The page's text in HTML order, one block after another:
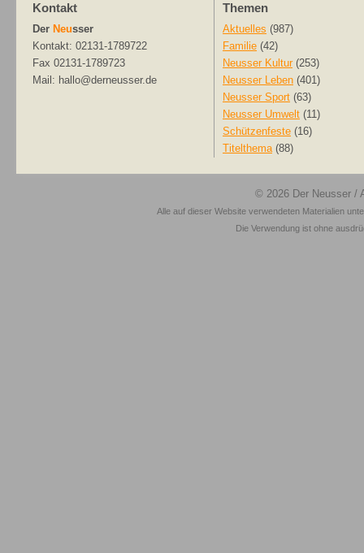
Kontakt
Der Neusser
Kontakt: 02131-1789722
Fax 02131-1789723
Mail: hallo@derneusser.de
Themen
Aktuelles (987)
Familie (42)
Neusser Kultur (253)
Neusser Leben (401)
Neusser Sport (63)
Neusser Umwelt (11)
Schützenfeste (16)
Titelthema(88)
© 2026 Der Neusser /
Alle auf dieser Website verwendeten Materialien
Die Verwendung ist ohne